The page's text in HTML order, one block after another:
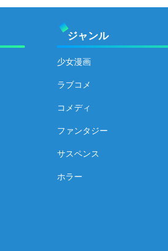
ジャンル
少女漫画
ラブコメ
コメディ
ファンタジー
サスペンス
ホラー